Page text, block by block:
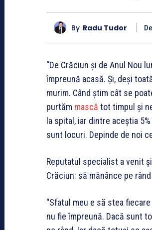
By Radu Tudor
“De Crăciun și de Anul Nou
împreună acasă. Și, deși
murim. Când știm cât se
purtăm mască tot timpul și
la spital, iar dintre aceștia
sunt locuri. Depinde de noi
Reputatul specialist a venit
Crăciun: să mănânce pe
“Sfatul meu e să stea
nu fie împreună. Dacă sunt